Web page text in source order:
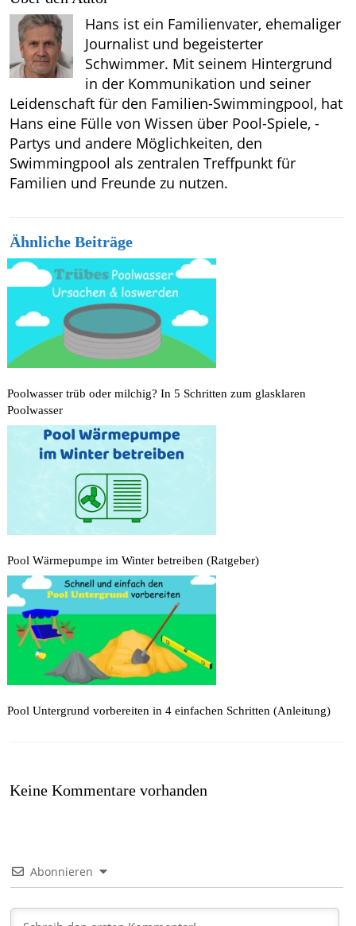
Hans ist ein Familienvater, ehemaliger
Journalist und begeisterter
Schwimmer. Mit seinem Hintergrund
in der Kommunikation und seiner
Leidenschaft für den Familien-Swimmingpool, hat
Hans eine Fülle von Wissen über Pool-Spiele, -
Partys und andere Möglichkeiten, den
Swimmingpool als zentralen Treffpunkt für
Familien und Freunde zu nutzen.
Ähnliche Beiträge
Poolwasser trüb oder milchig? In 5 Schritten zum glasklaren
Poolwasser
Pool Wärmepumpe im Winter betreiben (Ratgeber)
Pool Untergrund vorbereiten in 4 einfachen Schritten (Anleitung)
Keine Kommentare vorhanden
Abonnieren